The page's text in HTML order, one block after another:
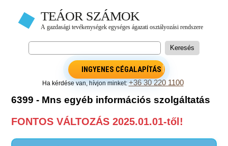
INGYENES CÉGALAPÍTÁS
Ha kérdése van, hívjon minket:+36 30 220 1100
6399 - Mns egyéb információs szolgáltatás
FONTOS VÁLTOZÁS 2025.01.01-től!